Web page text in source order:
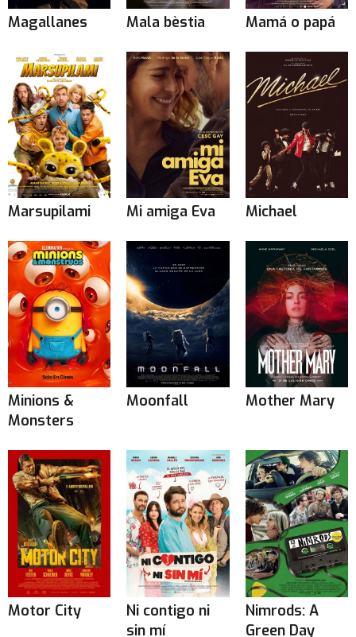
Magallanes Mala bèstia Mamá o papá
Marsupilami Mi amiga Eva Michael
Minions &
Monsters
Moonfall Mother Mary
Motor City
Ni contigo ni
sin mí
Nimrods: A
Green Day